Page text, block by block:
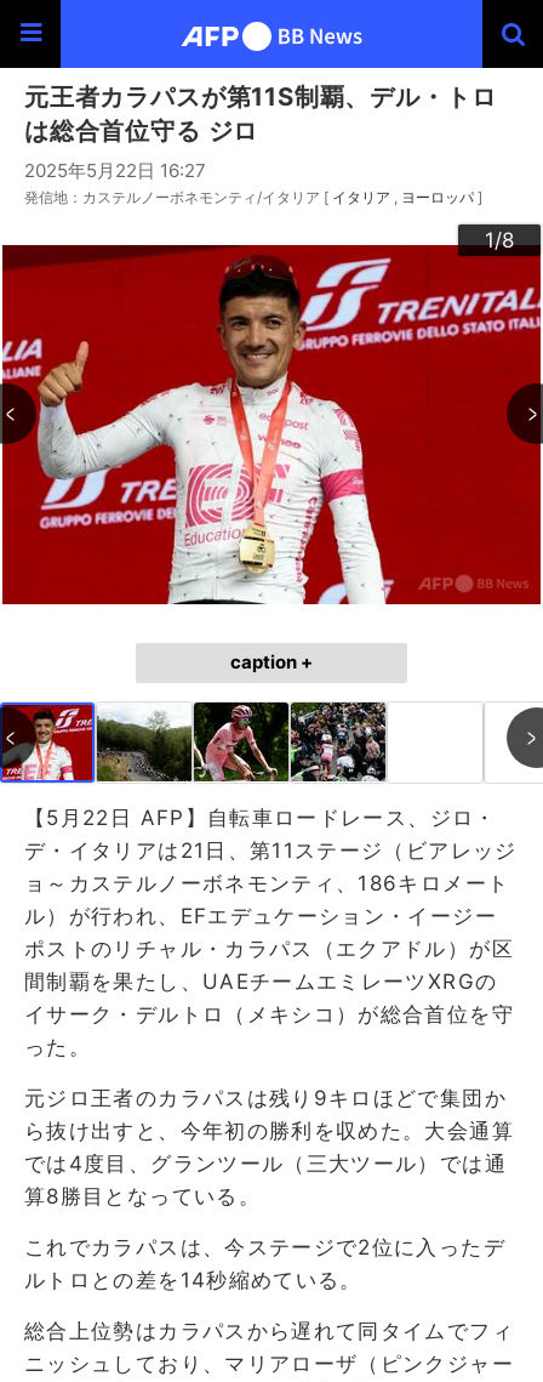
元王者カラパスが第11S制覇、デル・トロ
は総合首位守る ジロ
2025年5月22日 16:27
発信地：カステルノーボネモンティ/イタリア [ イタリア ヨーロッパ ]
1/8
2/8
3/8
4/8
5/8
6/8
7/8
8/8
caption +
【5月22日 AFP】自転車ロードレース、ジロ・
デ・イタリアは21日、第11ステージ（ビアレッジ
ョ～カステルノーボネモンティ、186キロメート
ル）が行われ、EFエデュケーション・イージー
ポストのリチャル・カラパス（エクアドル）が区
間制覇を果たし、UAEチームエミレーツXRGの
イサーク・デルトロ（メキシコ）が総合首位を守
った。
元ジロ王者のカラパスは残り9キロほどで集団か
ら抜け出すと、今年初の勝利を収めた。大会通算
では4度目、グランツール（三大ツール）では通
算8勝目となっている。
これでカラパスは、今ステージで2位に入ったデ
ルトロとの差を14秒縮めている。
総合上位勢はカラパスから遅れて同タイムでフィ
ニッシュしており、マリアローザ（ピンクジャー